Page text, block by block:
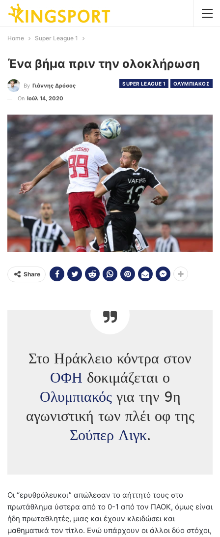
Home Super League 1
Ένα βήμα πριν την ολοκλήρωση
SUPER LEAGUE 1 ΟΛΥΜΠΙΑΚΟΣ
By Γιάννης Δρόσος
On Ιούλ 14, 2020
Share
Στο Ηράκλειο κόντρα στον
ΟΦΗ δοκιμάζεται ο
Ολυμπιακόςγια την 9η
αγωνιστική των πλέι οφ της
Σούπερ Λιγκ.
Οι “ερυθρόλευκοι” απώλεσαν το αήττητό τους στο
πρωτάθλημα ύστερα από το 0-1 από τον ΠΑΟΚ, όμως είναι
ήδη πρωταθλητές, μιας και έχουν κλειδώσει και
μαθηματικά τον τίτλο. Ενώ υπάρχουν οι άλλοι δύο στόχοι,